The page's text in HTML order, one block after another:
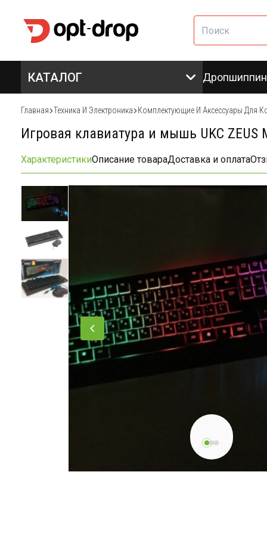
КАТАЛОГ
Главная Техника И Электроника Комплектующие И Аксессуары Для
Игровая клавиатура и мышь UKC ZEUS
ХарактеристикиОписание товараДоставка и оплата